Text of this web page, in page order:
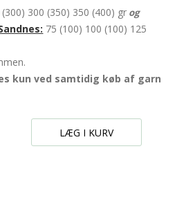
(300) 300 (350) 350 (400) gr og
75 (100) 100 (100) 125
kun ved samtidig køb af garn
LÆG I KURV